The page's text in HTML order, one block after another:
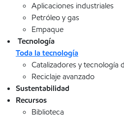
Aplicaciones industriales
Petróleo y gas
Empaque
Tecnología
Toda la tecnología
Catalizadores y tecnología
Reciclaje avanzado
Sustentabilidad
Recursos
Biblioteca